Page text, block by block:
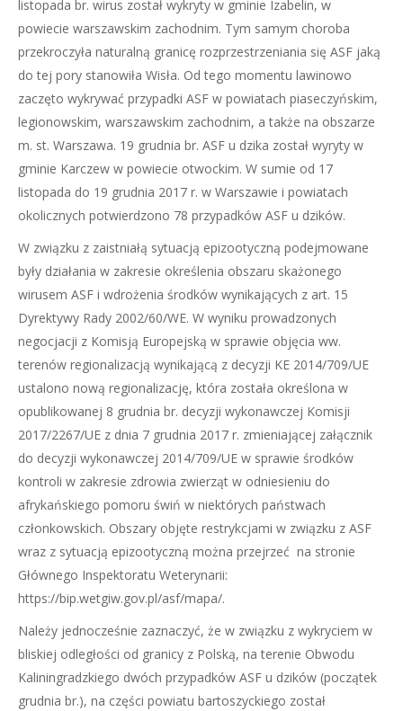
listopada br. wirus został wykryty w gminie Izabelin, w
powiecie warszawskim zachodnim. Tym samym choroba
przekroczyła naturalną granicę rozprzestrzeniania się ASF jaką
do tej pory stanowiła Wisła. Od tego momentu lawinowo
zaczęto wykrywać przypadki ASF w powiatach piaseczyńskim,
legionowskim, warszawskim zachodnim, a także na obszarze
m. st. Warszawa. 19 grudnia br. ASF u dzika został wyryty w
gminie Karczew w powiecie otwockim. W sumie od 17
listopada do 19 grudnia 2017 r. w Warszawie i powiatach
okolicznych potwierdzono 78 przypadków ASF u dzików.
W związku z zaistniałą sytuacją epizootyczną podejmowane
były działania w zakresie określenia obszaru skażonego
wirusem ASF i wdrożenia środków wynikających z art. 15
Dyrektywy Rady 2002/60/WE. W wyniku prowadzonych
negocjacji z Komisją Europejską w sprawie objęcia ww.
terenów regionalizacją wynikającą z decyzji KE 2014/709/UE
ustalono nową regionalizację, która została określona w
opublikowanej 8 grudnia br. decyzji wykonawczej Komisji
2017/2267/UE z dnia 7 grudnia 2017 r. zmieniającej załącznik
do decyzji wykonawczej 2014/709/UE w sprawie środków
kontroli w zakresie zdrowia zwierząt w odniesieniu do
afrykańskiego pomoru świń w niektórych państwach
członkowskich. Obszary objęte restrykcjami w związku z ASF
wraz z sytuacją epizootyczną można przejrzeć na stronie
Głównego Inspektoratu Weterynarii:
https://bip.wetgiw.gov.pl/asf/mapa/.
Należy jednocześnie zaznaczyć, że w związku z wykryciem w
bliskiej odległości od granicy z Polską, na terenie Obwodu
Kaliningradzkiego dwóch przypadków ASF u dzików (początek
grudnia br.), na części powiatu bartoszyckiego został